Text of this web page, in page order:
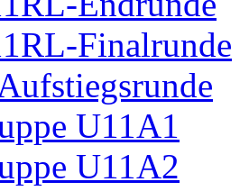
Finalrunde
U11A1
U11A2